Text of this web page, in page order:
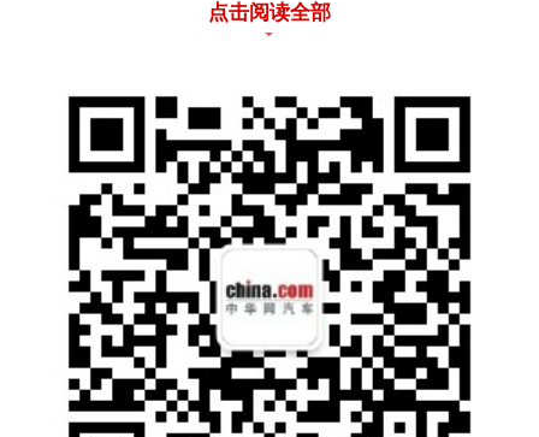
【Eureka 03】
Eureka 03延续了哪吒汽车“自·信·在”的设计，
前灯造型采用家族化设计语言，融入了品牌标
点击阅读全部